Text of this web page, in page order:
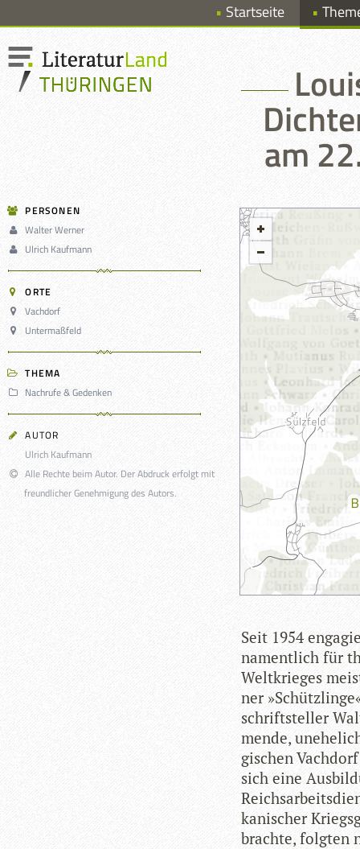
Startseite
am
PERSONEN
Walter Werner
Ulrich Kaufmann
ORTE
Vachdorf
Untermaßfeld
THEMA
Nachrufe & Gedenken
AUTOR
Ulrich Kaufmann
Alle Rechte beim Autor. Der Abdruck erfolgt mit
freundlicher Genehmigung des Autors.
Seit 1954
nament­lich für
Welt­krie­ges
ner
schrift­stel­ler
mende,
gi­schen
sich eine
ka­ni­scher
brachte, folg­ten